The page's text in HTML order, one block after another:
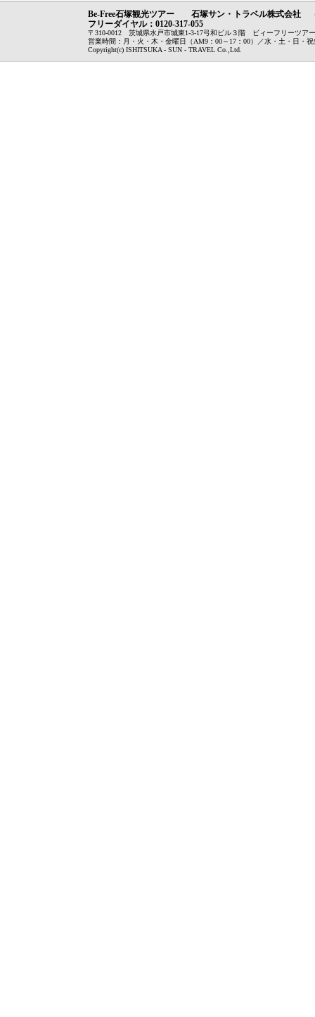
Be-Free石塚観光ツアー 石塚サン・トラベル株式会社 （
フリーダイヤル：0120-317-055
〒310-0012 茨城県水戸市城東1-3-17弓和ビル３階 ビィーフリーツアー
営業時間：月・火・木・金曜日（AM9：00～17：00）／水・土・日・
Copyright(c) ISHITSUKA - SUN - TRAVEL Co.,Ltd.